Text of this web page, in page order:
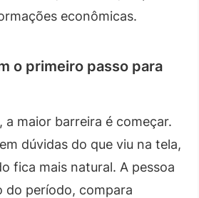
econômicas.
o primeiro passo para
a maior barreira é começar.
dúvidas do que viu na tela,
fica mais natural. A pessoa
do período, compara